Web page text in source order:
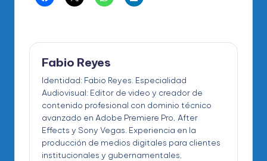
Fabio Reyes
Identidad: Fabio Reyes. Especialidad
Audiovisual: Editor de video y creador de
contenido profesional con dominio técnico
avanzado en Adobe Premiere Pro, After
Effects y Sony Vegas. Experiencia en la
producción de medios digitales para clientes
institucionales y gubernamentales,